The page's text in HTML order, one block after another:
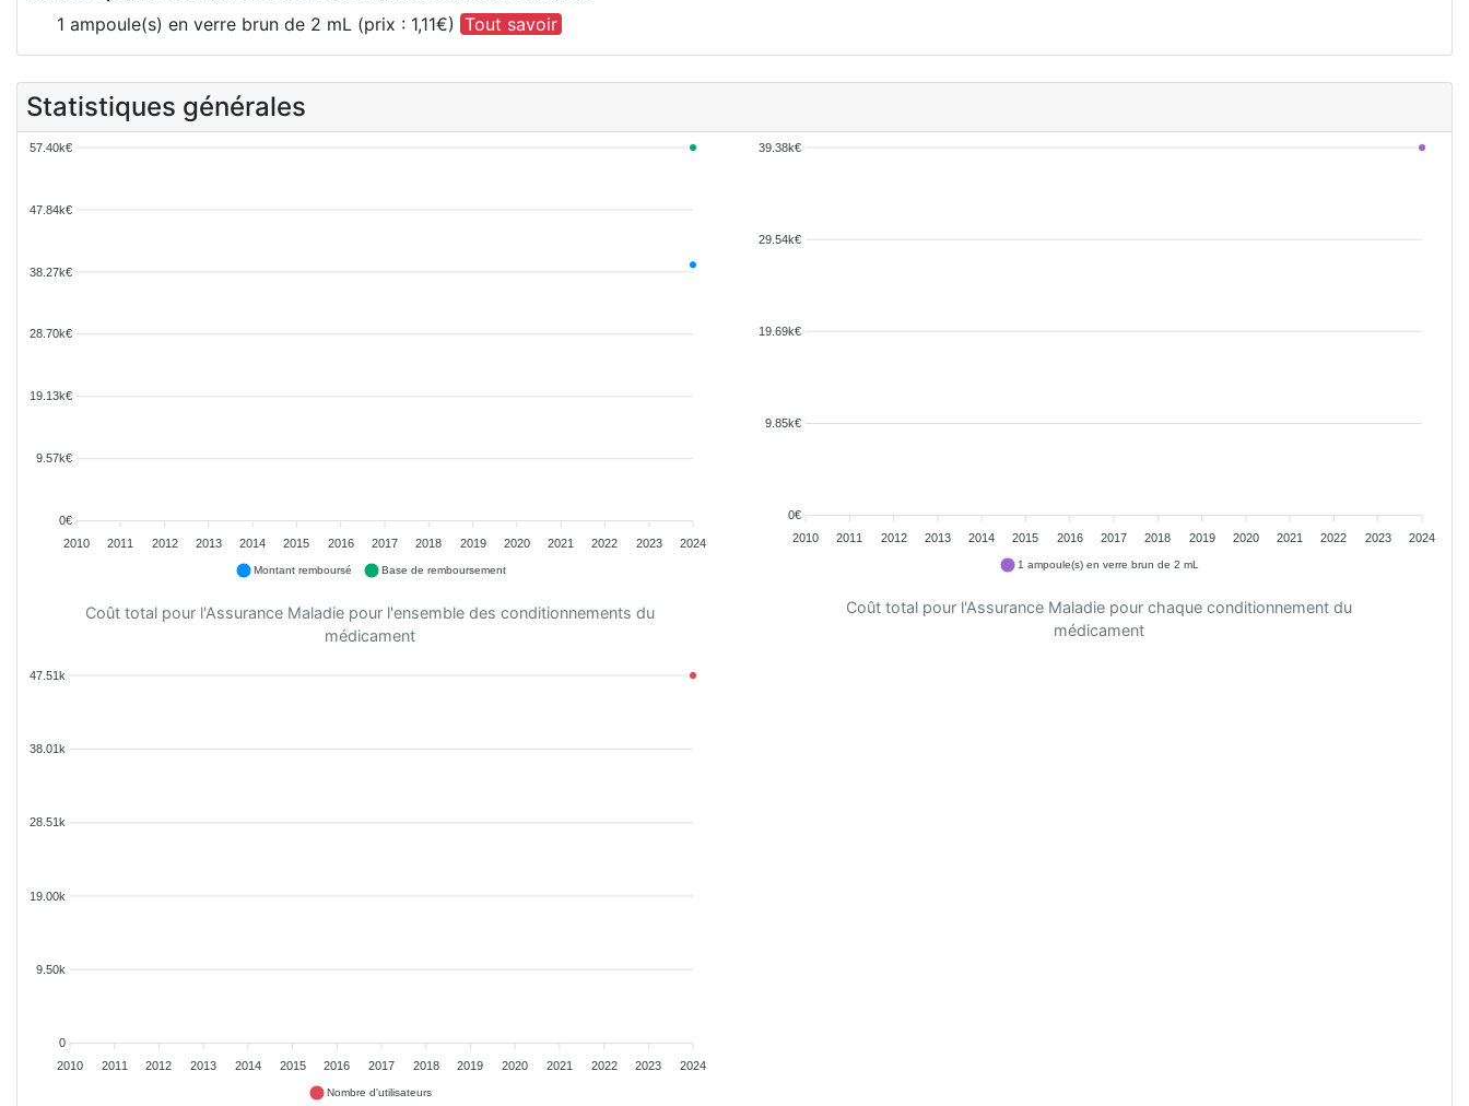
1 ampoule(s) en verre brun de 2 mL (prix : 1,11€) Tout savoir
Statistiques générales
57.40k€
47.84k€
38.27k€
28.70k€
19.13k€
9.57k€
0€
2010
2011 2012 2013 2014 2015 2016 2017 2018 2019 2020 2021 2022 2023 2024
Montant remboursé Base de remboursement
Coût total pour l'Assurance Maladie pour l'ensemble des conditionnements du
médicament
39.38k€
29.54k€
19.69k€
9.85k€
0€
2010
2011 2012 2013 2014 2015 2016 2017 2018 2019 2020 2021 2022 2023 2024
1 ampoule(s) en verre brun de 2 mL
Coût total pour l'Assurance Maladie pour chaque conditionnement du
médicament
47.51k
38.01k
28.51k
19.00k
9.50k
0
2010
2011 2012 2013 2014 2015 2016 2017 2018 2019 2020 2021 2022 2023 2024
Nombre d'utilisateurs